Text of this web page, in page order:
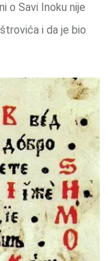
o Savi Inoku nije
i da je bio